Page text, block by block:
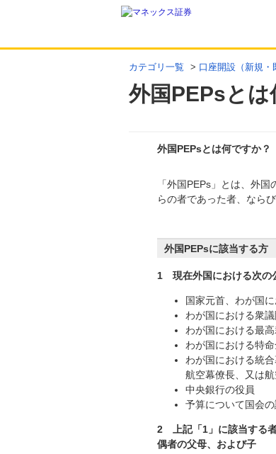
カテゴリ一覧 > 口座開設（新規・
外国PEPsとは
外国PEPsとは何ですか？
回答
「外国PEPs」とは、外
らの者であった者、なら
外国PEPsに該当する方
1 現在外国における次の
国家元首、わが国
わが国における衆
わが国における最
わが国における特
わが国における統
航空幕僚長、又は
中央銀行の役員
予算について国会
2 上記「1」に該当する
偶者の父母、および子